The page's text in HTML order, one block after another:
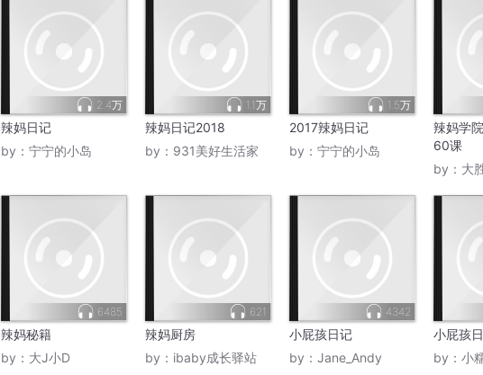
2.4万
辣妈日记
by： 宁宁的小岛
1.1万
辣妈日记2018
by： 931美好生活家
1.5万
2017辣妈日记
by： 宁宁的小岛
辣妈学
60课
by： 大
6485
辣妈秘籍
by： 大J小D
621
辣妈厨房
by： ibaby成长驿站
4342
小屁孩日记
by： Jane_Andy
小屁孩
by： 小